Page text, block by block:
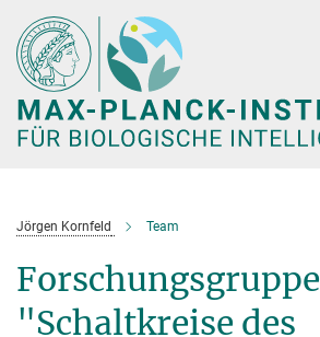
Hauptinhalt
Jörgen Kornfeld Team
Forschungsgruppe
"Schaltkreise des